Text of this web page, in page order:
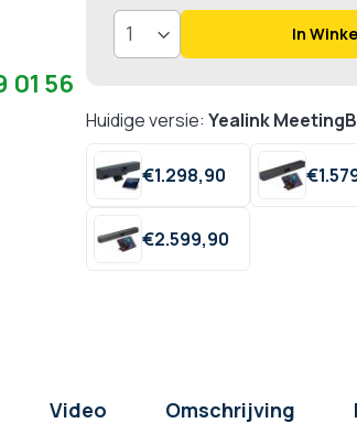
In
Huidige versie: Yealink
€1.298,90 €
€2.599,90
01 56
Video Omschrijving